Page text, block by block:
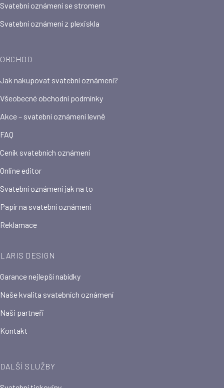
Svatební oznámení se stromem
Svatební oznámení z plexiskla
OBCHOD
Jak nakupovat svatební oznámení?
Všeobecné obchodní podmínky
Akce – svatební oznámení levně
FAQ
Ceník svatebních oznámení
Online editor
Svatební oznámení jak na to
Papír na svatební oznámení
Reklamace
LARIS DESIGN
Garance nejlepší nabídky
Naše kvalita svatebních oznámení
Naši partneři
Kontakt
DALŠÍ SLUŽBY